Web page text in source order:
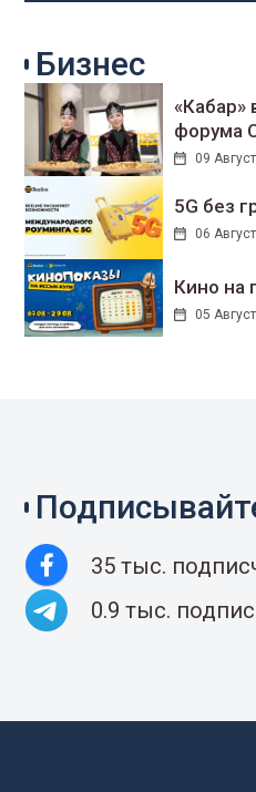
Бизнес
«Кабар»
форума
09
5G без
06
Кино на
05
35 тыс.
0.9 тыс.